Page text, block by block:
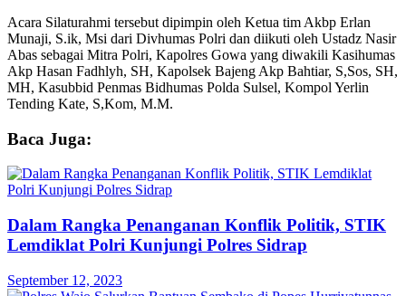
Acara Silaturahmi tersebut dipimpin oleh Ketua tim Akbp Erlan
Munaji, S.ik, Msi dari Divhumas Polri dan diikuti oleh Ustadz Nasir
Abas sebagai Mitra Polri, Kapolres Gowa yang diwakili Kasihumas
Akp Hasan Fadhlyh, SH, Kapolsek Bajeng Akp Bahtiar, S,Sos, SH,
MH, Kasubbid Penmas Bidhumas Polda Sulsel, Kompol Yerlin
Tending Kate, S,Kom, M.M.
Baca Juga:
Dalam Rangka Penanganan Konflik Politik, STIK
Lemdiklat Polri Kunjungi Polres Sidrap
September 12, 2023